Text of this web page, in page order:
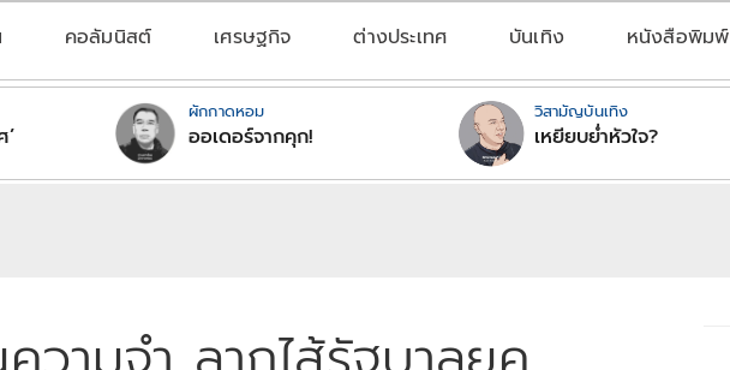
คอลัมนิสต์ เศรษฐกิจ ต่างประเทศ บันเทิง หนังสือพิมพ์
ผักกาดหอม
ออเดอร์จากคุก!
วิสามัญบันเทิง
เหยียบย่ำหัวใจ?